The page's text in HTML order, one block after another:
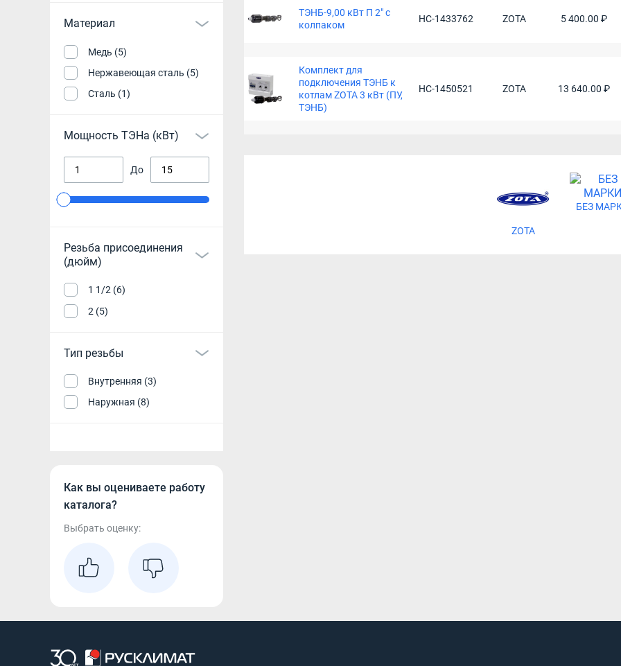
Материал
Медь (5)
Нержавеющая сталь (5)
Сталь (1)
Мощность ТЭНа (кВт)
До
Резьба присоединения
(дюйм)
1 1/2 (6)
2 (5)
Тип резьбы
Внутренняя (3)
Наружная (8)
Как вы оцениваете работу
каталога?
Выбрать оценку:
ТЭНБ-9,00 кВт П 2" с
колпаком
НС-1433762 ZOTA 5 400.00 ₽
Комплект для
подключения ТЭНБ к
котлам ZOTA 3 кВт (ПУ,
ТЭНБ)
НС-1450521 ZOTA 13 640.00 ₽
ZOTA
БЕЗ